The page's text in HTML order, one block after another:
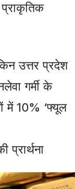
उत्तर प्रदेश
गर्मी के
में 10% ‘फ्यूल